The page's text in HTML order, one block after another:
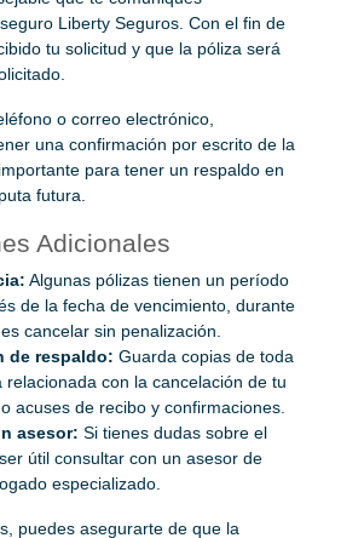
Liberty Seguros. Con el fin de
tu solicitud y que la póliza será
o correo electrónico,
una confirmación por escrito de la
para tener un respaldo en
futura.
Adicionales
Algunas pólizas tienen un período
de la fecha de vencimiento, durante
cancelar sin penalización.
de respaldo: Guarda copias de toda
relacionada con la cancelación de tu
acuses de recibo y confirmaciones.
asesor: Si tienes dudas sobre el
útil consultar con un asesor de
especializado.
puedes asegurarte de que la